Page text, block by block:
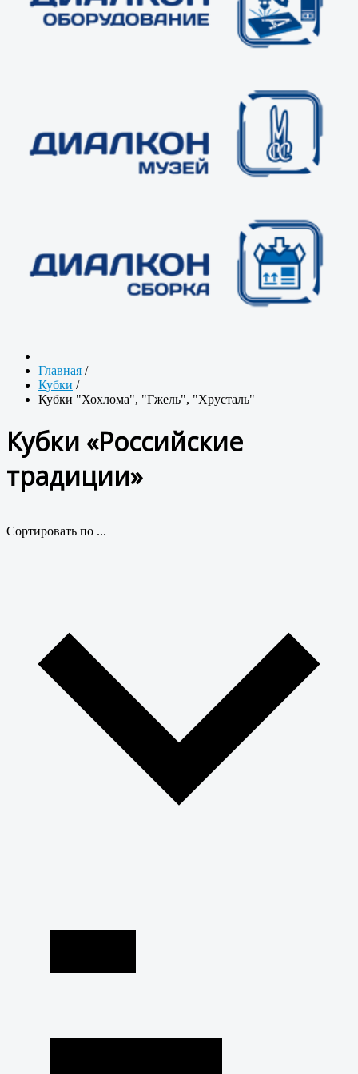
Главная /
Кубки /
Кубки "Хохлома", "Гжель", "Хрусталь"
Кубки «Российские
традиции»
Сортировать по ...